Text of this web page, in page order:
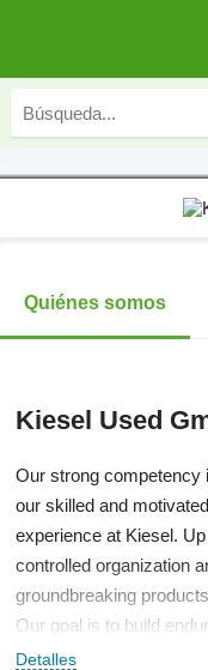
Quiénes somos
Kiesel Used
Our strong competency
our skilled and
experience at Kiesel.
controlled organization
groundbreaking
Our goal is to build
clients and suppliers.
Detalles